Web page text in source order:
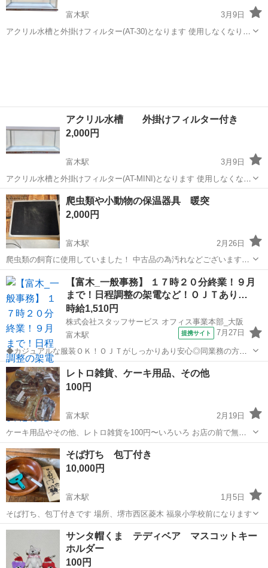
富木駅
3月9日
アクリル水槽と外掛けフィルター(AT-30)となります 使用しなくなり自
アクリル水槽 外掛けフィルター付き
2,000円
富木駅
3月9日
アクリル水槽と外掛けフィルター(AT-MINI)となります 使用しなくなり
自宅保管していた商品となります 水槽の寸法は画像よりご確認下さい
フィルターの通電確認は行いました ※水を張っての水漏れ覚悟認識は
行なっておりません ...
大阪 高石市 富木駅 その他 水槽
爬虫類や小動物の保温器具 暖突
2,000円
富木駅
2月26日
爬虫類の飼育に使用していました！ 中古品の為汚れなどございますが
3Nでお願い致します。
大阪 富木駅 その他 爬虫類
【富木_一般事務】 １７時２０分終業！９月
まで！日程調整の架電など！ＯＪＴあり…
時給1,510円
株式会社スタッフサービス オフィス事業本部_大阪
富木駅
提携サイト 7月27日
◆カジュアルな服装ＯＫ！ＯＪＴがしっかりあり安心◎同業務の方も
いるので心強い！ 残業ほぼナシで無理なく働ける！周辺にコンビニ・
飲食店があり環境も抜群！約２ヶ月のお仕事です！≪家電製造販売会
社≫大手企業で働く絶好のチャンス！...
大阪 堺市 富木駅
レトロ雑貨、ケーキ用品、その他
100円
富木駅
2月19日
ケーキ用品やその他、レトロ雑貨を100円〜いろいろ お店の前で無人
販売中〜 場所:堺市西区菱木 福泉小学校前になります ＊クマさんのボ
ックスを代金を入れてください
大阪 堺市 富木駅 その他
そば打ち 包丁付き
10,000円
富木駅
1月5日
そば打ち、包丁付きです 場所、堺市西区菱木 福泉小学校前になります
大阪 堺市 富木駅 その他 小学校
サンタ帽くま テディベア マスコットキー
ホルダー
100円